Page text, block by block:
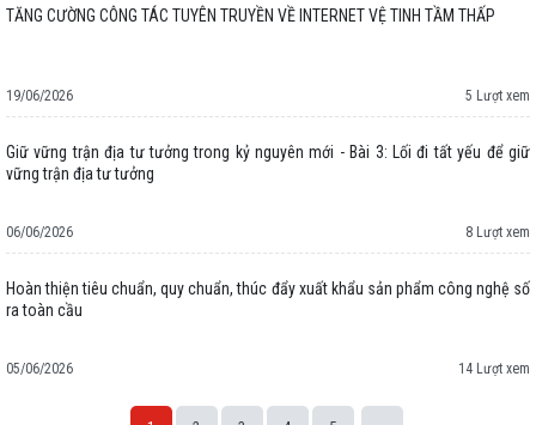
TĂNG CƯỜNG CÔNG TÁC TUYÊN TRUYỀN VỀ INTERNET VỆ TINH TẦM THẤP
19/06/2026 5 Lượt xem
Giữ vững trận địa tư tưởng trong kỷ nguyên mới - Bài 3: Lối đi tất yếu để giữ
vững trận địa tư tưởng
06/06/2026 8 Lượt xem
Hoàn thiện tiêu chuẩn, quy chuẩn, thúc đẩy xuất khẩu sản phẩm công nghệ số
ra toàn cầu
05/06/2026 14 Lượt xem